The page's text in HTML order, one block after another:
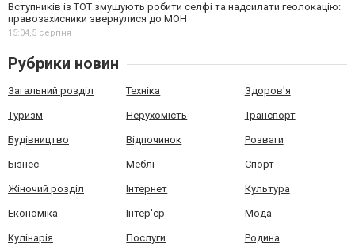
Вступників із ТОТ змушують робити селфі та надсилати геолокацію:
правозахисники звернулися до МОН
15:04,5 серпня
Рубрики новин
Загальний розділ Техніка Здоров'я
Туризм Нерухомість Транспорт
Будівництво Відпочинок Розваги
Бізнес Меблі Спорт
Жіночий розділ Інтернет Культура
Економіка Інтер'єр Мода
Кулінарія Послуги Родина